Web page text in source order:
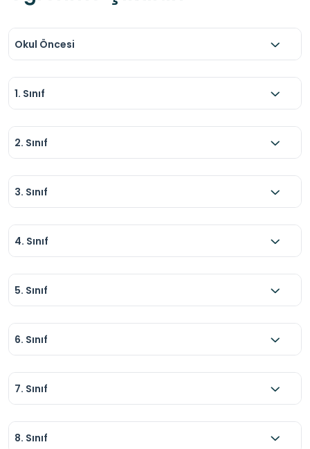
Okul Öncesi
1. Sınıf
2. Sınıf
3. Sınıf
4. Sınıf
5. Sınıf
6. Sınıf
7. Sınıf
8. Sınıf